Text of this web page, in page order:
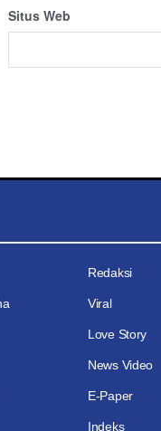
Situs Web
Redaksi
Viral
Love Story
News Video
E-Paper
Indeks